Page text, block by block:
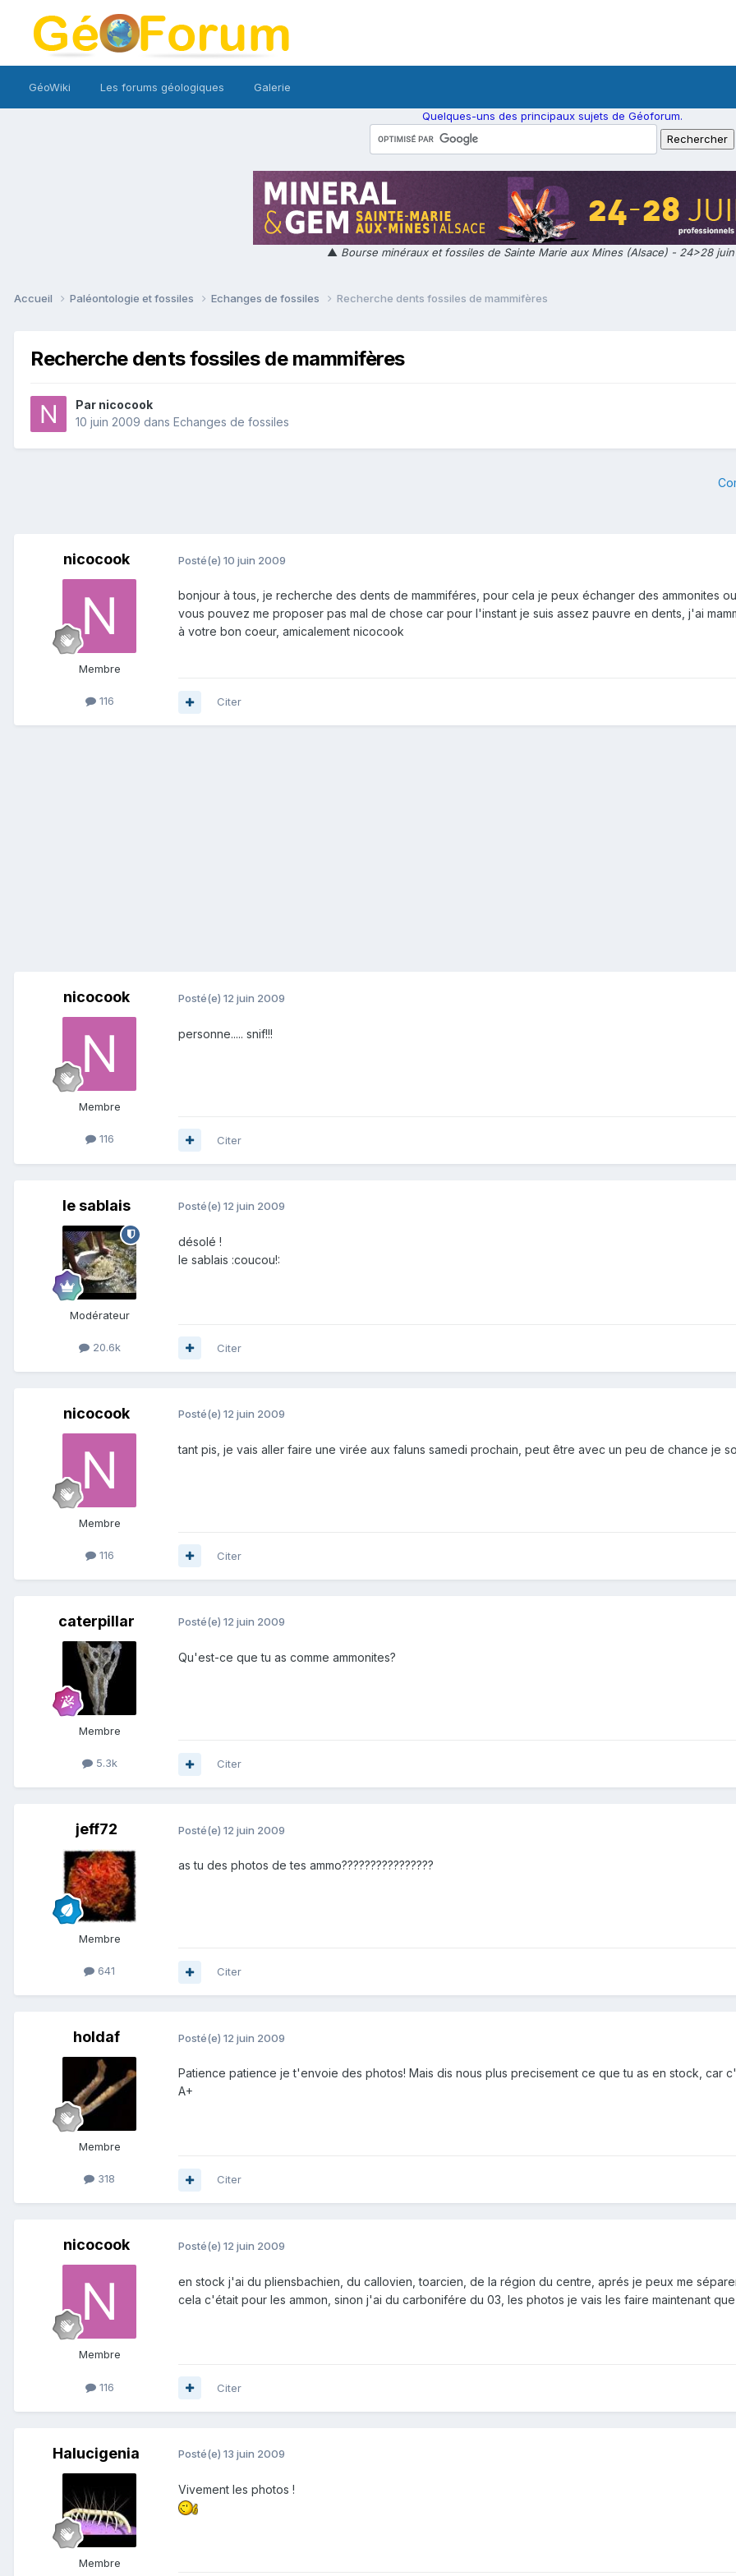
GéoWiki Les forums géologiques Galerie
Quelques-uns des principaux sujets de Géoforum.
▲ Bourse minéraux et fossiles de Sainte Marie aux Mines (Alsace) - 24>28
Accueil Paléontologie et fossiles Echanges de fossiles Recherche dents fossiles de mammifères
Recherche dents fossiles de mammifères
Par nicocook
10 juin 2009 dans Echanges de fossiles
nicocook
Membre
116
Posté(e) 10 juin 2009
bonjour à tous, je recherche des dents de mammiféres, pour cela je peux échanger des ammonites
vous pouvez me proposer pas mal de chose car pour l'instant je suis assez pauvre en dents, j'ai
à votre bon coeur, amicalement nicocook
Citer
nicocook
Membre
116
Posté(e) 12 juin 2009
personne..... snif!!!
Citer
le sablais
Modérateur
20.6k
Posté(e) 12 juin 2009
désolé !
le sablais :coucou!:
Citer
nicocook
Membre
116
Posté(e) 12 juin 2009
tant pis, je vais aller faire une virée aux faluns samedi prochain, peut être avec un peu de chance je
Citer
caterpillar
Membre
5.3k
Posté(e) 12 juin 2009
Qu'est-ce que tu as comme ammonites?
Citer
jeff72
Membre
641
Posté(e) 12 juin 2009
as tu des photos de tes ammo????????????????
Citer
holdaf
Membre
318
Posté(e) 12 juin 2009
Patience patience je t'envoie des photos! Mais dis nous plus precisement ce que tu as en stock, car
A+
Citer
nicocook
Membre
116
Posté(e) 12 juin 2009
en stock j'ai du pliensbachien, du callovien, toarcien, de la région du centre, aprés je peux me
cela c'était pour les ammon, sinon j'ai du carbonifére du 03, les photos je vais les faire maintenant
Citer
Halucigenia
Membre
Posté(e) 13 juin 2009
Vivement les photos !